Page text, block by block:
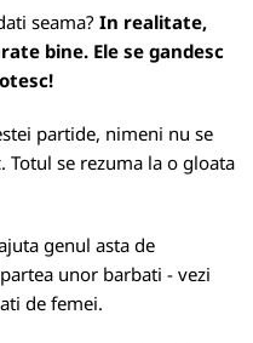
seama? In realitate,
bine. Ele se gandesc
partide, nimeni nu se
Totul se rezuma la o gloata
genul asta de
unor barbati - vezi
de femei.